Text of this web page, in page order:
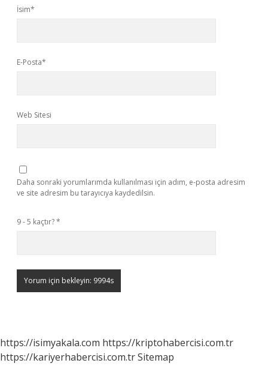
İsim*
E-Posta*
Web Sitesi
Daha sonraki yorumlarımda kullanılması için adım, e-posta adresim
ve site adresim bu tarayıcıya kaydedilsin.
9 - 5 kaçtır?*
https://isimyakala.com https://kriptohabercisi.com.tr
https://kariyerhabercisi.com.trSitemap